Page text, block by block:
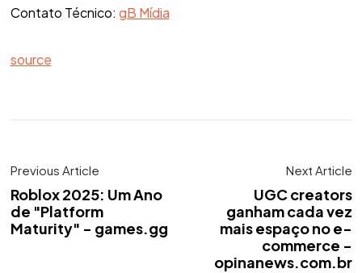
Contato Técnico: gB Mídia
source
Previous Article
Roblox 2025: Um Ano
de "Platform
Maturity" - games.gg
Next Article
UGC creators
ganham cada vez
mais espaço no e-
commerce -
opinanews.com.br